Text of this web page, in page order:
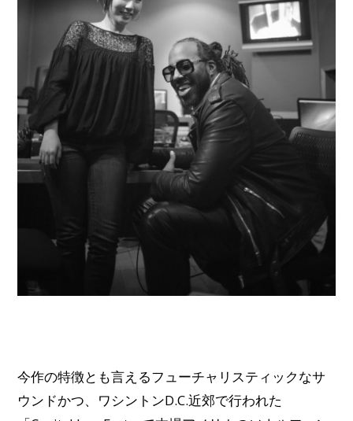
今作の特徴とも言えるフューチャリスティックなサ
ウンドかつ、ワシントンD.C.近郊で行われた